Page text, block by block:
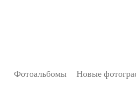
Фотоальбомы Новые